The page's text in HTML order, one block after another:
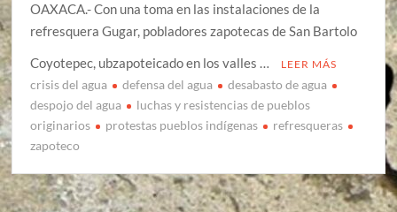
OAXACA.- Con una toma en las instalaciones de la
refresquera Gugar, pobladores zapotecas de San Bartolo
Coyotepec, ubzapoteicado en los valles …
LEER MÁS
crisis del agua defensa del agua
desabasto de agua
despojo del agua
luchas y resistencias de pueblos
originarios
protestas pueblos indígenas
refresqueras
zapoteco